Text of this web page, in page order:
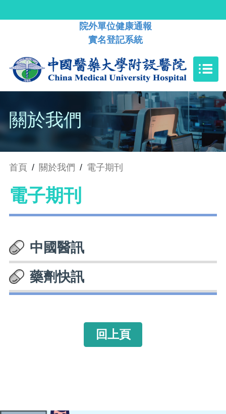
院外單位健康通報
實名登記系統
關於我們
首頁 / 關於我們 / 電子期刊
電子期刊
中國醫訊
藥劑快訊
回上頁